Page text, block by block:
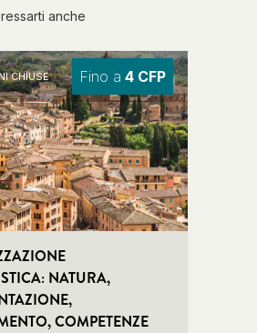
anche
CHIUSE Fino a 4 CFP
NATURA,
COMPETENZE